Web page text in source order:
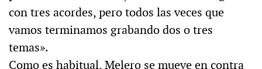
con tres acordes, pero todos las veces que
vamos terminamos grabando dos o tres
temas».
Como es habitual, Melero se mueve en contra